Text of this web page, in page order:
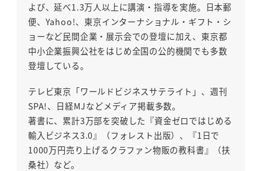
よび、延べ1.3万人以上に講演・指導を実施。日本郵
便、Yahoo!、東京インターナショナル・ギフト・シ
ョーなど民間企業・展示会での登壇に加え、東京都
中小企業振興公社をはじめ全国の公的機関でも多数
登壇している。
テレビ東京「ワールドビジネスサテライト」、週刊
SPA!、日経MJなどメディア掲載多数。
著書に、累計3万部を突破した『資金ゼロではじめる
輸入ビジネス3.0』（フォレスト出版）、『1日で
1000万円売り上げるクラファン物販の教科書』（扶
桑社）など。